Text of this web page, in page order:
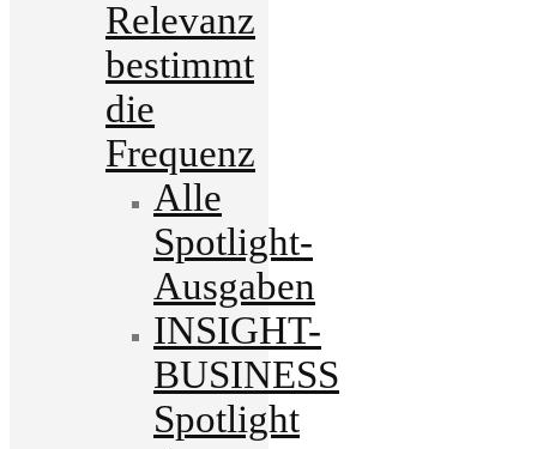
Relevanz
bestimmt
die
Frequenz
Alle
Spotlight-
Ausgaben
INSIGHT-
BUSINESS
Spotlight